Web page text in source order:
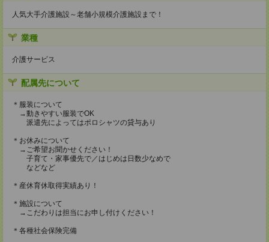
人気大手介護施設～老舗小規模介護施設まで！
業種
介護サービス
配属先について
＊服装について
→動きやすい服装でOK
派遣先によってはポロシャツの貸与あり
＊お休みについて
→ご希望お聞かせください！
子育て・家事優先で／はじめは日数少なめで
などなど
＊産休育休取得実績あり！
＊施設について
→こだわりは担当にお申し付けください！
＊各種社会保険完備